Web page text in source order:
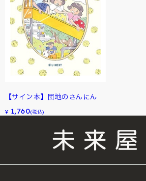
【サイン本】団地のさんにん
¥ 1,760(税込)